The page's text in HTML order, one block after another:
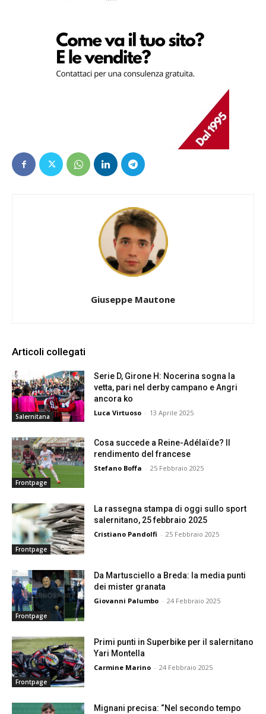
Giuseppe Mautone
Articoli collegati
Salernitana
Serie D, Girone H: Nocerina sogna la
vetta, pari nel derby campano e Angri
ancora ko
Luca Virtuoso - 13 Aprile 2025
Frontpage
Cosa succede a Reine-Adélaïde? Il
rendimento del francese
Stefano Boffa - 25 Febbraio 2025
Frontpage
La rassegna stampa di oggi sullo sport
salernitano, 25 febbraio 2025
Cristiano Pandolfi - 25 Febbraio 2025
Frontpage
Da Martusciello a Breda: la media punti
dei mister granata
Giovanni Palumbo - 24 Febbraio 2025
Frontpage
Primi punti in Superbike per il salernitano
Yari Montella
Carmine Marino - 24 Febbraio 2025
Mignani precisa: “Nel secondo tempo